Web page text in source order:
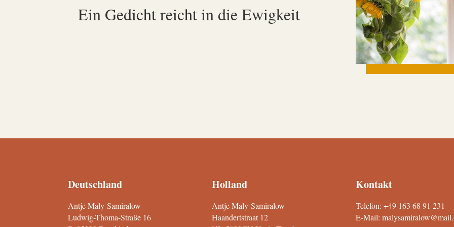
Ein Gedicht reicht in die Ewigkeit
Deutschland
Antje Maly-Samiralow
Ludwig-Thoma-Straße 16
Holland
Antje Maly-Samiralow
Haandertstraat 12
Kontakt
Telefon: +49 163 68 91 231
E-Mail: